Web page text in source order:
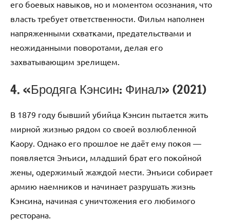
его боевых навыков, но и моментом осознания, что
власть требует ответственности. Фильм наполнен
напряженными схватками, предательствами и
неожиданными поворотами, делая его
захватывающим зрелищем.
4. «Бродяга Кэнсин: Финал» (2021)
В 1879 году бывший убийца Кэнсин пытается жить
мирной жизнью рядом со своей возлюбленной
Каору. Однако его прошлое не даёт ему покоя —
появляется Энъиси, младший брат его покойной
жены, одержимый жаждой мести. Энъиси собирает
армию наемников и начинает разрушать жизнь
Кэнсина, начиная с уничтожения его любимого
ресторана.